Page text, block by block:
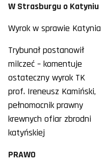
W Strasburgu o Katyniu
Wyrok w sprawie Katynia
Trybunał postanowił
milczeć – komentuje
ostateczny wyrok TK
prof. Ireneusz Kamiński,
pełnomocnik prawny
krewnych ofiar zbrodni
katyńskiej
PRAWO